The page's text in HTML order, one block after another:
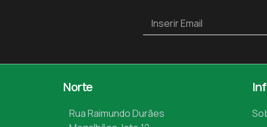
Norte
Rua Raimundo Durães